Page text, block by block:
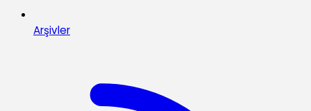
Arşivler